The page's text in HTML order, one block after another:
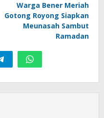
Warga Bener Meriah
Gotong Royong Siapkan
Meunasah Sambut
Ramadan